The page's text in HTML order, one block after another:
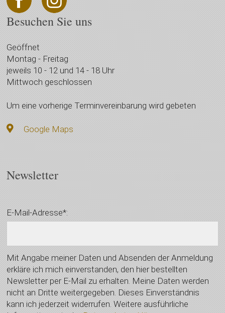
Besuchen Sie uns
Geöffnet
Montag - Freitag
jeweils 10 - 12 und 14 - 18 Uhr
Mittwoch geschlossen
Um eine vorherige Terminvereinbarung wird gebeten
Google Maps
Newsletter
E-Mail-Adresse*:
Mit Angabe meiner Daten und Absenden der Anmeldung
erkläre ich mich einverstanden, den hier bestellten
Newsletter per E-Mail zu erhalten. Meine Daten werden
nicht an Dritte weitergegeben. Dieses Einverständnis
kann ich jederzeit widerrufen. Weitere ausführliche